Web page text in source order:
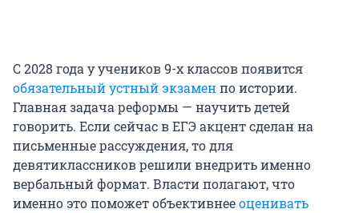
С 2028 года у учеников 9-х классов появится
обязательный устный экзаменпо истории.
Главная задача реформы — научить детей
говорить. Если сейчас в ЕГЭ акцент сделан на
письменные рассуждения, то для
девятиклассников решили внедрить именно
вербальный формат. Власти полагают, что
именно это поможет объективнееоценивать